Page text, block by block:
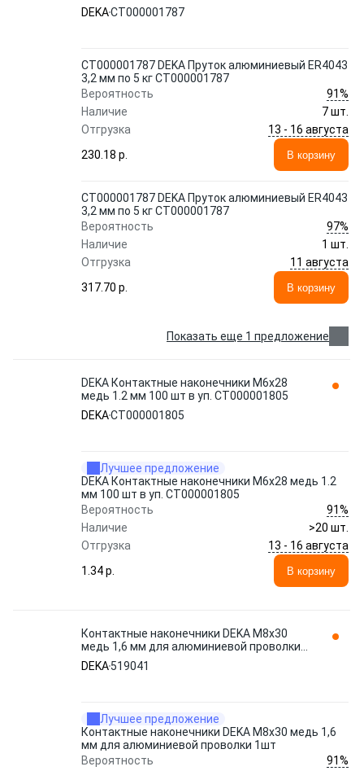
DEKAСТ000001787
СТ000001787 DEKA Пруток алюминиевый ER4043
3,2 мм по 5 кг СТ000001787
Вероятность
91%
Наличие
7 шт.
Отгрузка
13 - 16 августа
230.18 p.
В корзину
СТ000001787 DEKA Пруток алюминиевый ER4043
3,2 мм по 5 кг СТ000001787
Вероятность
97%
Наличие
1 шт.
Отгрузка
11 августа
317.70 p.
В корзину
Показать еще 1 предложение
DEKA Контактные наконечники М6х28
медь 1.2 мм 100 шт в уп. СТ000001805
DEKAСТ000001805
Лучшее предложение
DEKA Контактные наконечники М6х28 медь 1.2
мм 100 шт в уп. СТ000001805
Вероятность
91%
Наличие
>20 шт.
Отгрузка
13 - 16 августа
1.34 p.
В корзину
Контактные наконечники DEKA M8x30
медь 1,6 мм для алюминиевой проволки
1шт 519041
DEKA519041
Лучшее предложение
Контактные наконечники DEKA M8x30 медь 1,6
мм для алюминиевой проволки 1шт
Вероятность
91%